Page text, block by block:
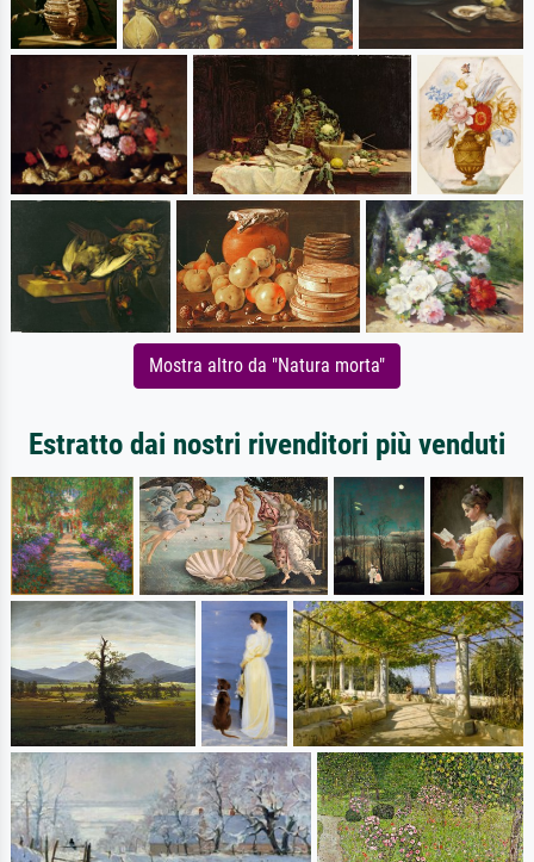
Mostra altro da "Natura morta"
Estratto dai nostri rivenditori più venduti